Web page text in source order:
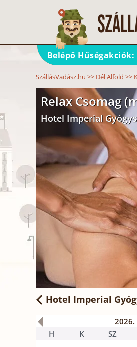
Belépő Hűségakciók:
SzállásVadász.hu >> Dél Alföld >>
Relax Csomag
Hotel Imperial
Hotel Imperial
H
K SZ